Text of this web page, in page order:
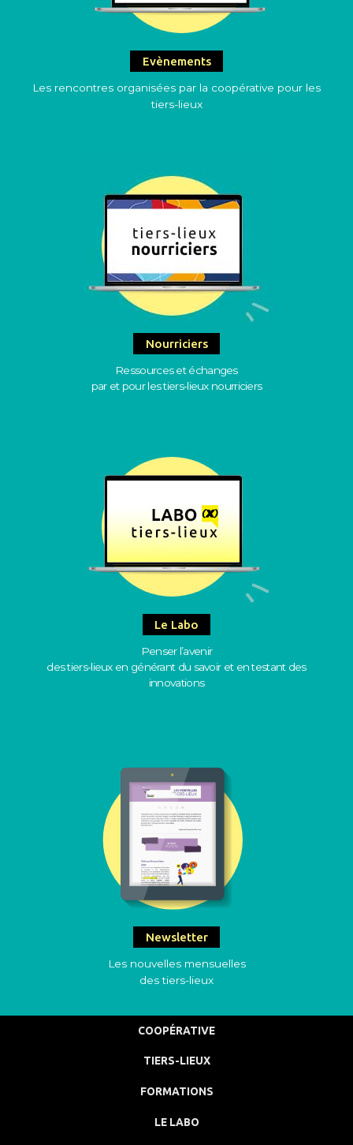
Evènements
Les rencontres organisées par la coopérative pour les
tiers-lieux
Nourriciers
Ressources et échanges
par et pour les tiers-lieux nourriciers
Le Labo
Penser l’avenir
des tiers-lieux en générant du savoir et en testant des
innovations
Newsletter
Les nouvelles mensuelles
des tiers-lieux
COOPÉRATIVE
TIERS-LIEUX
FORMATIONS
LE LABO